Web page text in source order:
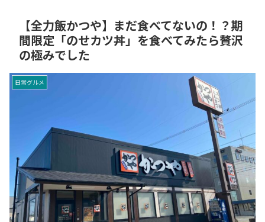
【全力飯かつや】まだ食べてないの！？期
間限定「のせカツ丼」を食べてみたら贅沢
の極みでした
日常グルメ